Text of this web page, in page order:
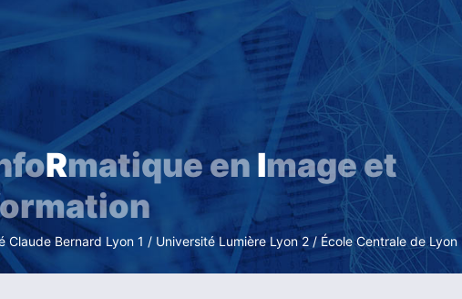
Aller
contenu
principal
Rmatique en Image et
Claude Bernard Lyon 1 / Université Lumière Lyon 2 / École Centrale de Lyon